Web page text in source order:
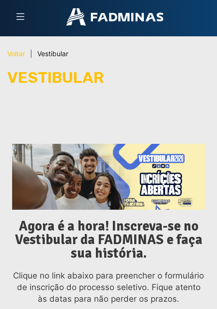
Voltar Vestibular
VESTIBULAR
Agora é a hora! Inscreva-se no
Vestibular da FADMINAS e faça
sua história.
Clique no link abaixo para preencher o formulário
de inscrição do processo seletivo. Fique atento
às datas para não perder os prazos.